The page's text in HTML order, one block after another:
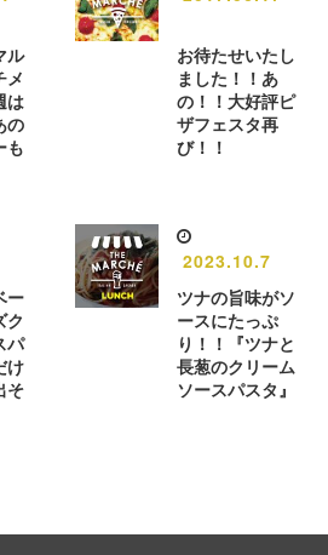
ル
メ
は
の
も
お待たせいたし
ました！！あ
の！！大好評ピ
ザフェスタ再
び！！
ー
ク
パ
け
そ
2023.10.7
ツナの旨味がソ
ースにたっぷ
り！！『ツナと
長葱のクリーム
ソースパスタ』